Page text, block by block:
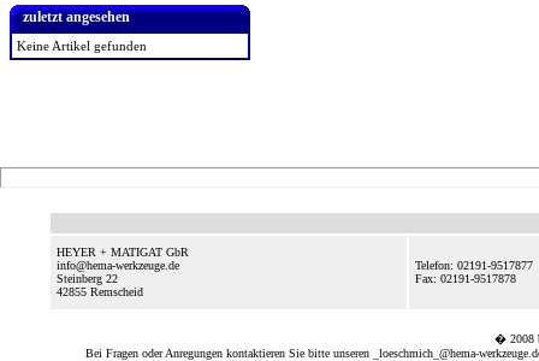
zuletzt angesehen
Keine Artikel gefunden
HEYER + MATIGAT GbR
info@hema-werkzeuge.de
Steinberg 22
42855 Remscheid
Telefon: 02191-9517877
Fax: 02191-9517878
� 2008
Bei Fragen oder Anregungen kontaktieren Sie bitte unseren
_loeschmich_@hema-